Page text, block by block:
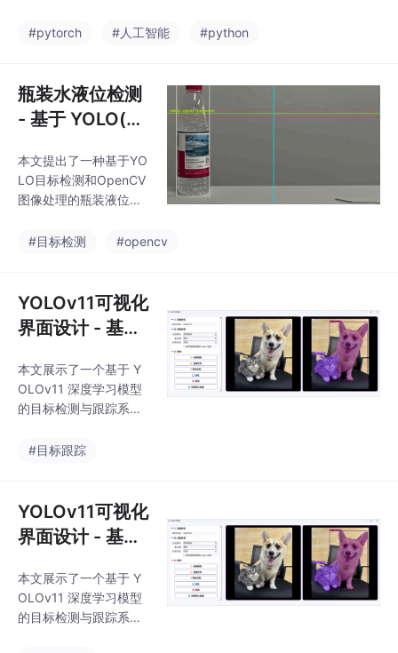
和 ONNX Runtime 版
1.3PyTorch 使用 cuDN
N 8.3.2系统安装 CUDA
11.3系统安装 cuDNN
Runtime 时应该选择什
么版本？
#pytorch #人工智能 #python
瓶装水液位检测
- 基于 YOLO(ult
nCV图像处理
本文提出了一种基于YO
LO目标检测和OpenCV
图像处理的瓶装液位检
段检测流程：首先通过
vel.pt模型在瓶体区域
内定位液位区域。核心
算法通过分析图像灰度
面处亮度变化剧烈的特
性确定液位线位置。系
统支持实时可视化显示
框、液位线、目标液位
能。
#目标检测 #opencv
YOLOv11可视化
界面设计 - 基于
测 + 目标跟踪
本文展示了一个基于 Y
OLOv11 深度学习模型
的目标检测与跟踪系
了直观易用的可视化界
控、图像处理、结果可
视化、UI交互 等功能，
既可以进行单张图片的
进行实时监控和目标跟
踪。
#目标跟踪
YOLOv11可视化
界面设计 - 基于
测 + 目标跟踪
本文展示了一个基于 Y
OLOv11 深度学习模型
的目标检测与跟踪系